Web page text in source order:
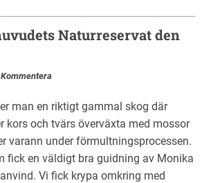
Naturreservat den
Kommentera
man en riktigt gammal skog där
kors och tvärs överväxta med mossor
varann under förmultningsprocessen.
fick en väldigt bra guidning av Monika
Vi fick krypa omkring med